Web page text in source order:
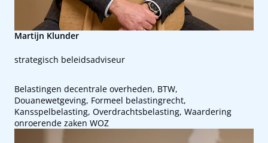
strategisch beleidsadviseur
Martijn Klunder
Belastingen decentrale overheden, BTW,
Douanewetgeving, Formeel belastingrecht,
Kansspelbelasting, Overdrachtsbelasting, Waardering
onroerende zaken WOZ